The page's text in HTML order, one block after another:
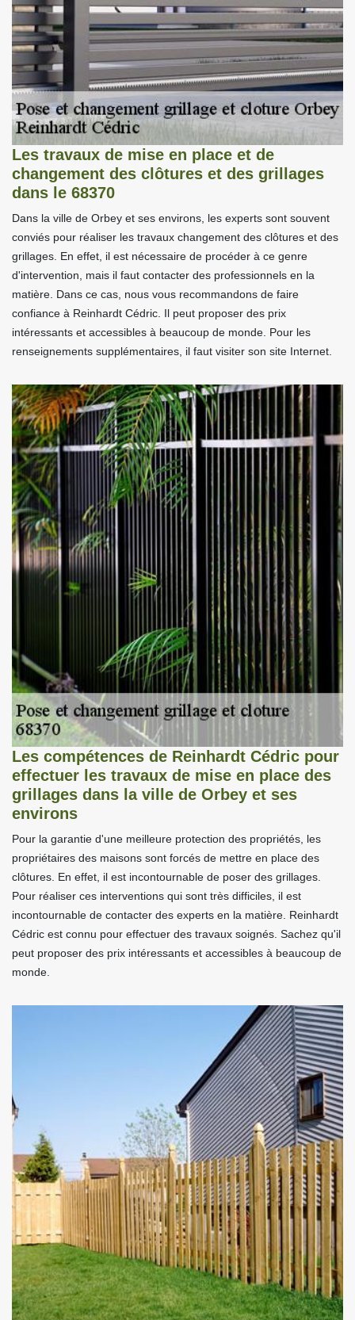
Les travaux de mise en place et de
changement des clôtures et des grillages
dans le 68370
Dans la ville de Orbey et ses environs, les experts sont souvent
conviés pour réaliser les travaux changement des clôtures et des
grillages. En effet, il est nécessaire de procéder à ce genre
d'intervention, mais il faut contacter des professionnels en la
matière. Dans ce cas, nous vous recommandons de faire
confiance à Reinhardt Cédric. Il peut proposer des prix
intéressants et accessibles à beaucoup de monde. Pour les
renseignements supplémentaires, il faut visiter son site Internet.
Les compétences de Reinhardt Cédric pour
effectuer les travaux de mise en place des
grillages dans la ville de Orbey et ses
environs
Pour la garantie d'une meilleure protection des propriétés, les
propriétaires des maisons sont forcés de mettre en place des
clôtures. En effet, il est incontournable de poser des grillages.
Pour réaliser ces interventions qui sont très difficiles, il est
incontournable de contacter des experts en la matière. Reinhardt
Cédric est connu pour effectuer des travaux soignés. Sachez qu'il
peut proposer des prix intéressants et accessibles à beaucoup de
monde.